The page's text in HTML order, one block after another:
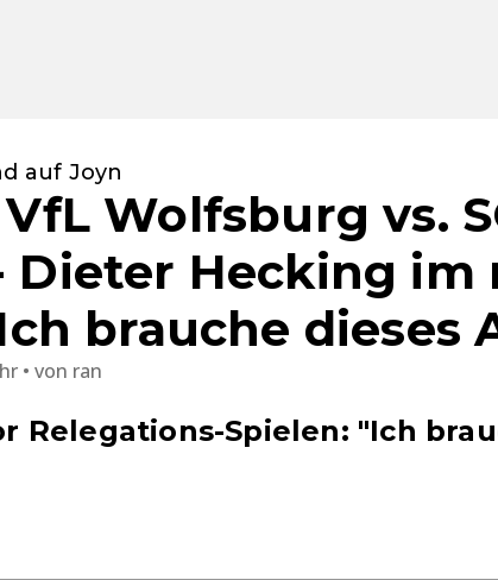
auf Joyn
Wolfsburg vs.
Dieter Hecking im
brauche dieses
von ran
Relegations-Spielen: "Ich